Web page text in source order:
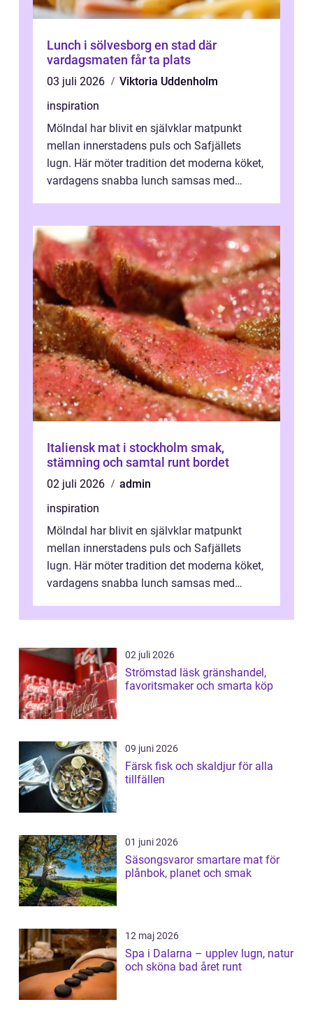
Lunch i sölvesborg en stad där
vardagsmaten får ta plats
03 juli 2026
Viktoria Uddenholm
inspiration
Mölndal har blivit en självklar matpunkt
mellan innerstadens puls och Safjällets
lugn. Här möter tradition det moderna köket,
vardagens snabba lunch samsas med
Italiensk mat i stockholm smak,
stämning och samtal runt bordet
02 juli 2026
admin
inspiration
Mölndal har blivit en självklar matpunkt
mellan innerstadens puls och Safjällets
lugn. Här möter tradition det moderna köket,
vardagens snabba lunch samsas med
02 juli 2026
Strömstad läsk gränshandel,
favoritsmaker och smarta köp
09 juni 2026
Färsk fisk och skaldjur för alla
tillfällen
01 juni 2026
Säsongsvaror smartare mat för
plånbok, planet och smak
12 maj 2026
Spa i Dalarna – upplev lugn, natur
och sköna bad året runt